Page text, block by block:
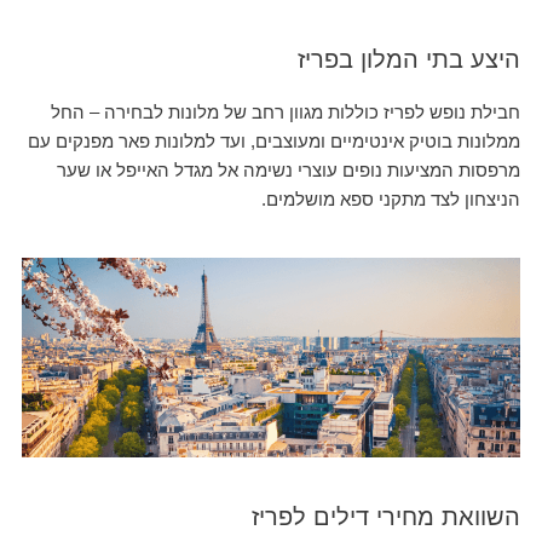
היצע בתי המלון בפריז
חבילת נופש לפריז כוללות מגוון רחב של מלונות לבחירה – החל
ממלונות בוטיק אינטימיים ומעוצבים, ועד למלונות פאר מפנקים עם
מרפסות המציעות נופים עוצרי נשימה אל מגדל האייפל או שער
הניצחון לצד מתקני ספא מושלמים.
השוואת מחירי דילים לפריז